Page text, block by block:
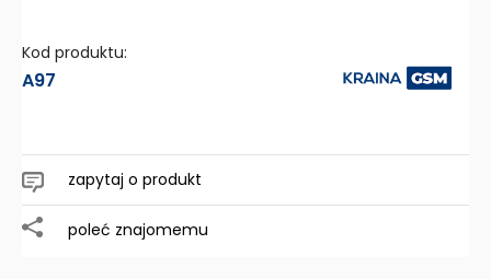
Kod produktu:
A97
zapytaj o produkt
poleć znajomemu